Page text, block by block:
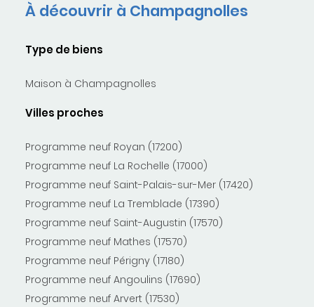
À découvrir à Champagnolles
Type de biens
Maison à Champagnolles
Villes proches
Programme neuf Royan (17200)
Programme neuf La Rochelle (17000)
Programme neuf Saint-Palais-sur-Mer (17420)
Programme neuf La Tremblade (17390)
Programme neuf Saint-Augustin (17570)
Programme neuf Mathes (17570)
Programme neuf Périgny (17180)
Programme neuf Angoulins (17690)
Programme neuf Arvert (17530)